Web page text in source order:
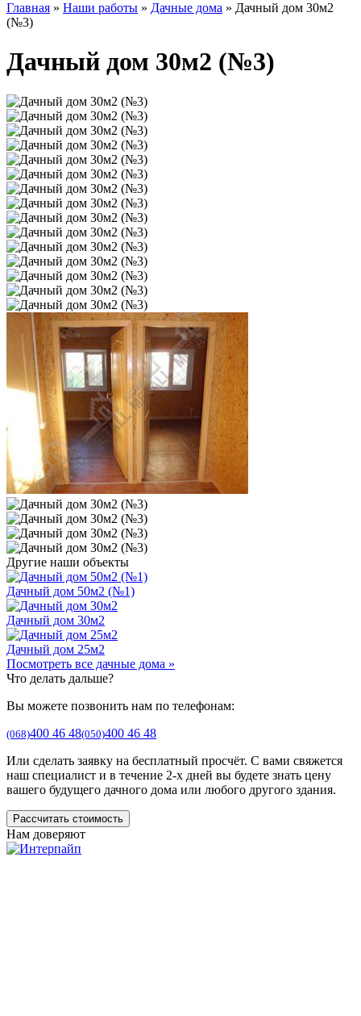
Главная » Наши работы » Дачные дома » Дачный дом 30м2
(№3)
Дачный дом 30м2 (№3)
Другие наши объекты
Дачный дом 50м2 (№1)
Дачный дом 30м2
Дачный дом 25м2
Посмотреть все дачные дома »
Что делать дальше?
Вы можете позвонить нам по телефонам:
(068)400 46 48(050)400 46 48
Или сделать заявку на бесплатный просчёт. С вами свяжется
наш специалист и в течение 2-х дней вы будете знать цену
вашего будущего дачного дома или любого другого здания.
Рассчитать стоимость
Нам доверяют